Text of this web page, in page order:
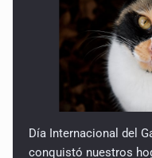
2 de Marzo de 2026
¿Control parental o
23 de Febrero de
La vergüenza cambió
16 de Febrero de
Día Internacional del
conquistó nuestros